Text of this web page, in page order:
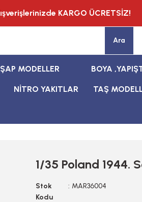
KARGO ÜCRETSİZ!
Ara
MODELLER BOYA
NİTRO YAKITLAR TAŞ
1/35 Poland 1944.
Stok
Kodu
MAR36004